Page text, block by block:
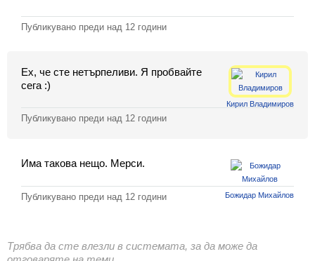
Публикувано преди над 12 години
Кирил Владимиров
Ех, че сте нетърпеливи. Я пробвайте
сега :)
Публикувано преди над 12 години
Божидар Михайлов
Има такова нещо. Мерси.
Публикувано преди над 12 години
Трябва да сте влезли в системата, за да може да